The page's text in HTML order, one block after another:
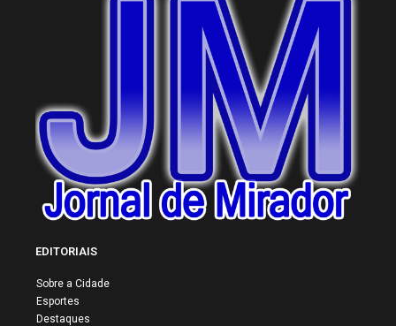
EDITORIAIS
Sobre a Cidade
Esportes
Destaques